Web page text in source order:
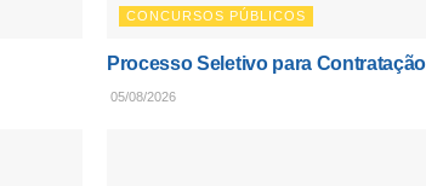
CONCURSOS PÚBLICOS
Processo Seletivo para
05/08/2026